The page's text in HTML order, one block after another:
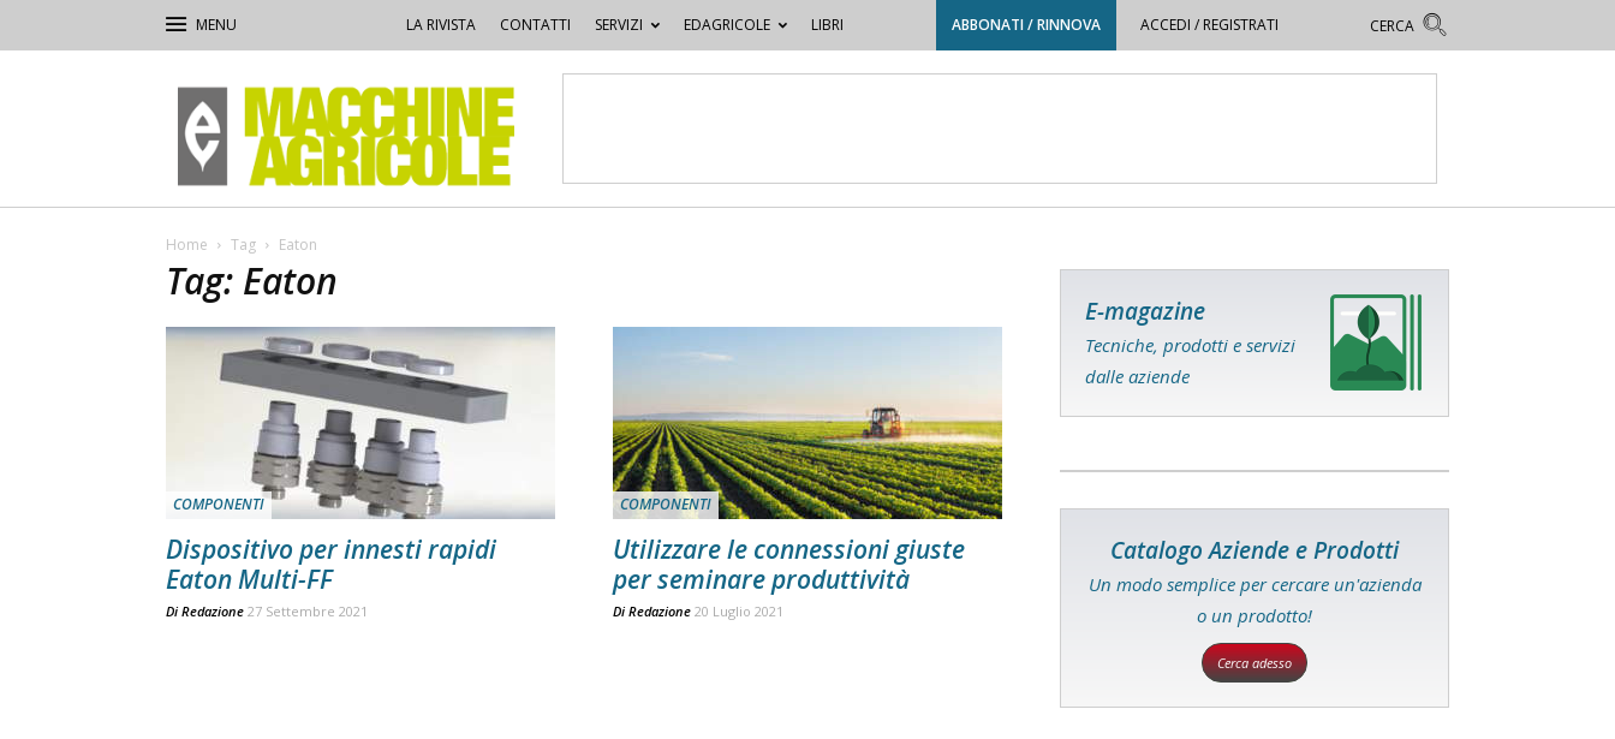
LA RIVISTA CONTATTI SERVIZI EDAGRICOLE LIBRI ABBONATI / RINNOVA ACCEDI / REGISTRATI
Macchine
Agricole
Home Tag Eaton
Tag: Eaton
COMPONENTI
Dispositivo per innesti rapidi
Eaton Multi-FF
Di Redazione 27 Settembre 2021
COMPONENTI
Utilizzare le connessioni giuste
per seminare produttività
Di Redazione 20 Luglio 2021
E-magazine
Tecniche, prodotti e servizi
dalle aziende
Catalogo Aziende e Prodotti
Un modo semplice per cercare un'azienda
o un prodotto!
Cerca adesso